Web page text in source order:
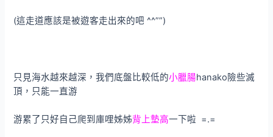
(這走道應該是被遊客走出來的吧 ^^””)
只見海水越來越深，我們底盤比較低的小臘腸hanako險些滅
頂，只能一直游
游累了只好自己爬到庫哩姊姊背上墊高一下啦 =.=